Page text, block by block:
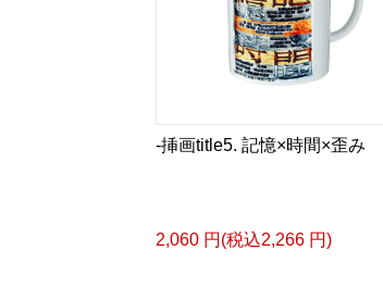
-挿画title5. 記憶×時間×歪み
2,060 円(税込2,266 円)